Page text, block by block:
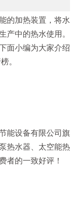
的加热装置，将水
产中的热水使用。
面小编为大家介绍
。
能设备有限公司旗
热水器、太空能热
者的一致好评！